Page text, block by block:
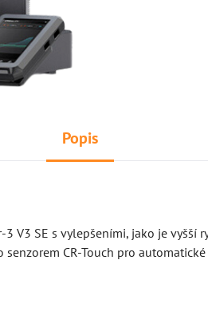
Popis
3 V3 SE s vylepšeními, jako je
CR-Touch pro